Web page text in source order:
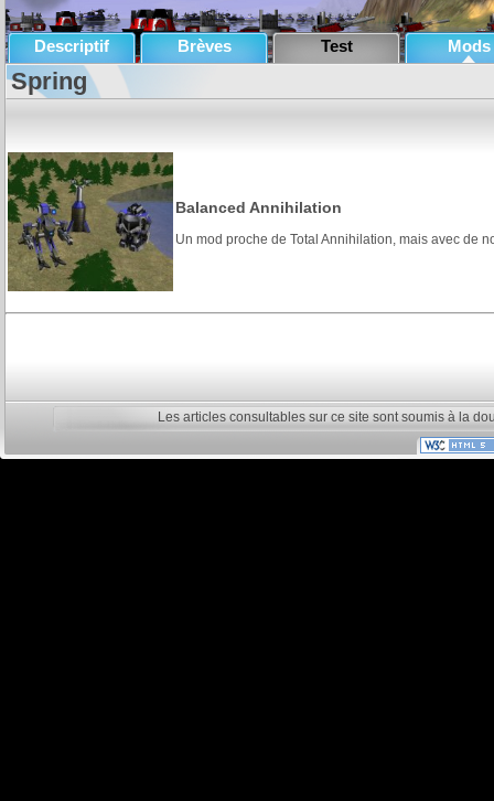
Descriptif Brèves Test Mods
Spring
Balanced Annihilation
Un mod proche de Total Annihilation, mais avec de
Les articles consultables sur ce site sont soumis à la